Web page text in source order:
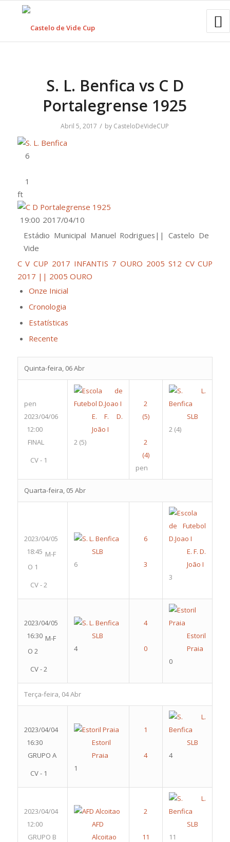
S. L. Benfica vs C D
Portalegrense 1925
Abril 5, 2017 / by CasteloDeVideCUP
ft
2017/04/10
19:00
Estádio Municipal Manuel Rodrigues|| Castelo De
Vide
C V CUP 2017 INFANTIS 7 OURO 2005 S12 CV CUP
2017 || 2005 OURO
Onze Inicial
Cronologia
Estatísticas
Recente
Quinta-feira, 06 Abr
pen
2023/04/06
12:00
FINAL
CV - 1
E. F. D.
João I
2 (5)
pen
SLB
2 (4)
Quarta-feira, 05 Abr
2023/04/05
18:45 M-F
O 1
CV - 2
SLB
6
E. F. D.
João I
3
2023/04/05
16:30 M-F
O 2
CV - 2
SLB
4
Estoril
Praia
0
Terça-feira, 04 Abr
2023/04/04
16:30
GRUPO A
CV - 1
Estoril
Praia
1
SLB
4
2023/04/04
12:00
GRUPO B
AFD
Alcoitao
SLB
11